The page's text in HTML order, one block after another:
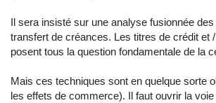
Il sera insisté sur une analyse fusionnée
transfert de créances. Les titres de crédit et
posent tous la question fondamentale de la
Mais ces techniques sont en quelque sorte
les effets de commerce). Il faut ouvrir la